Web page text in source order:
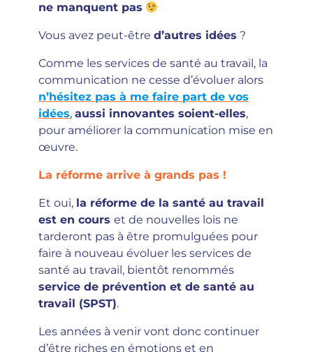
ne manquent pas
Vous avez peut-être d’autres idées ?
Comme les services de santé au travail, la
communication ne cesse d’évoluer alors
n’hésitez pas à me faire part de vos
idées, aussi innovantes soient-elles,
pour améliorer la communication mise en
œuvre.
La réforme arrive à grands pas !
Et oui, la réforme de la santé au travail
est en cours et de nouvelles lois ne
tarderont pas à être promulguées pour
faire à nouveau évoluer les services de
santé au travail, bientôt renommés
service de prévention et de santé au
travail (SPST).
Les années à venir vont donc continuer
d’être riches en émotions et en